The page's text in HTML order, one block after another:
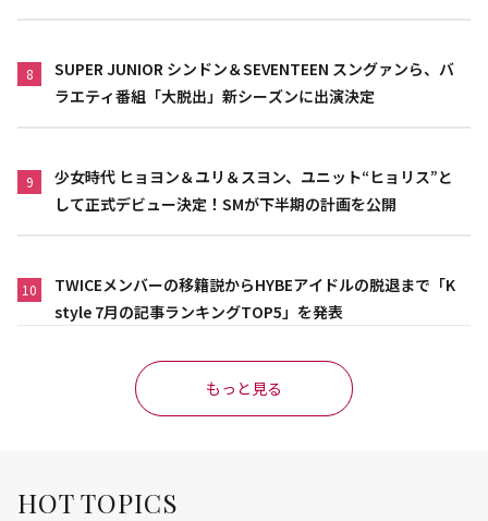
8
SUPER JUNIOR シンドン＆SEVENTEEN スングァンら、バ
ラエティ番組「大脱出」新シーズンに出演決定
9
少女時代 ヒョヨン＆ユリ＆スヨン、ユニット“ヒョリス”と
して正式デビュー決定！SMが下半期の計画を公開
10
TWICEメンバーの移籍説からHYBEアイドルの脱退まで「K
style 7月の記事ランキングTOP5」を発表
もっと見る
HOT TOPICS